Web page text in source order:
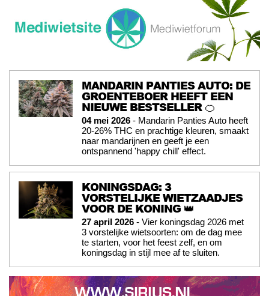
MANDARIN PANTIES AUTO: DE
GROENTEBOER HEEFT EEN
NIEUWE BESTSELLER 🍊
04 mei 2026 - Mandarin Panties Auto heeft
20-26% THC en prachtige kleuren, smaakt
naar mandarijnen en geeft je een
ontspannend 'happy chill' effect.
KONINGSDAG: 3
VORSTELIJKE WIETZAADJES
VOOR DE KONING 👑
27 april 2026 - Vier koningsdag 2026 met
3 vorstelijke wietsoorten: om de dag mee
te starten, voor het feest zelf, en om
koningsdag in stijl mee af te sluiten.